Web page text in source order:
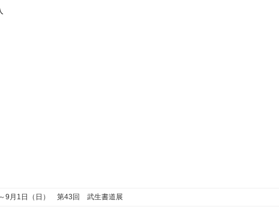
9月1日（日） 第43回 武生書道展